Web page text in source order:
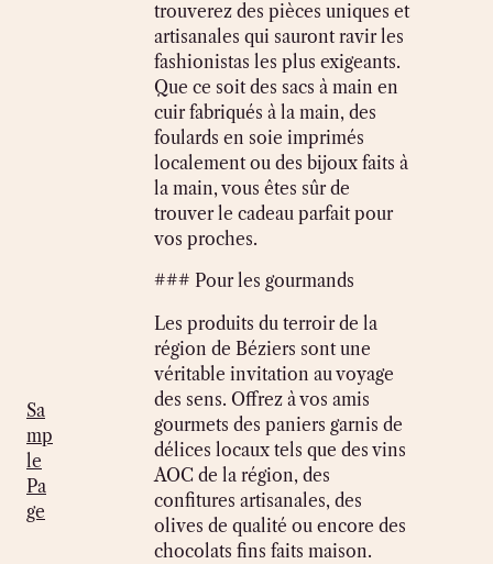
Sa
mp
le
Pa
ge
trouverez des pièces uniques et
artisanales qui sauront ravir les
fashionistas les plus exigeants.
Que ce soit des sacs à main en
cuir fabriqués à la main, des
foulards en soie imprimés
localement ou des bijoux faits à
la main, vous êtes sûr de
trouver le cadeau parfait pour
vos proches.
### Pour les gourmands
Les produits du terroir de la
région de Béziers sont une
véritable invitation au voyage
des sens. Offrez à vos amis
gourmets des paniers garnis de
délices locaux tels que des vins
AOC de la région, des
confitures artisanales, des
olives de qualité ou encore des
chocolats fins faits maison.